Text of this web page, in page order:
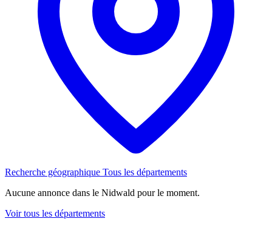
Recherche géographique Tous les départements
Aucune annonce dans le Nidwald pour le moment.
Voir tous les départements